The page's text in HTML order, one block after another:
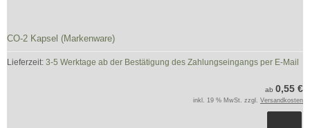
CO-2 Kapsel (Markenware)
Lieferzeit: 3-5 Werktage ab der Bestätigung des Zahlungseingangs per E-Mail
ab 0,55 €
inkl. 19 % MwSt. zzgl. Versandkosten